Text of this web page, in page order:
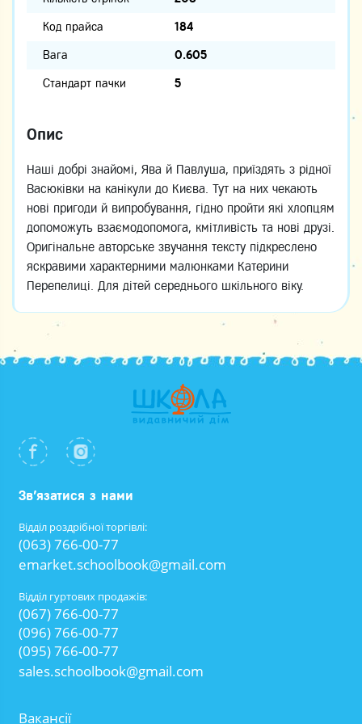
Код прайса 184
Вага 0.605
Стандарт пачки 5
Опис
Наші добрі знайомі, Ява й Павлуша, приїздять з рідної
Васюківки на канікули до Києва. Тут на них чекають
нові пригоди й випробування, гідно пройти які хлопцям
допоможуть взаємодопомога, кмітливість та нові друзі.
Оригінальне авторське звучання тексту підкреслено
яскравими характерними малюнками Катерини
Перепелиці. Для дітей середнього шкільного віку.
Зв’язатися з нами
Відділ роздрібної торгівлі:
(063) 766-00-77
emarket.schoolbook@gmail.com
Відділ гуртових продажів:
(067) 766-00-77
(096) 766-00-77
(095) 766-00-77
sales.schoolbook@gmail.com
Вакансії